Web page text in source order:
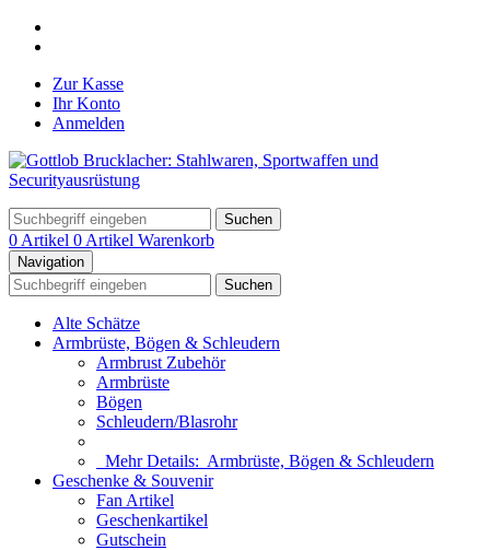
Zur Kasse
Ihr Konto
Anmelden
Suchen
0 Artikel 0 Artikel Warenkorb
Navigation
Suchen
Alte Schätze
Armbrüste, Bögen & Schleudern
Armbrust Zubehör
Armbrüste
Bögen
Schleudern/Blasrohr
Mehr Details: Armbrüste, Bögen & Schleudern
Geschenke & Souvenir
Fan Artikel
Geschenkartikel
Gutschein